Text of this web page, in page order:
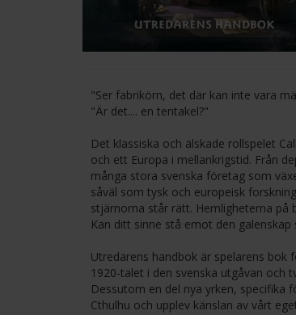
"Ser fabrikörn, det där kan inte vara
"Är det.... en tentakel?"
Det klassiska och älskade rollspelet
och ett Europa i mellankrigstid. Från
många stora svenska företag som
såväl som tysk och europeisk
stjärnorna står rätt. Hemligheterna på
Kan ditt sinne stå emot den
Utredarens handbok är spelarens bok
1920-talet i den svenska utgåvan och
Dessutom en del nya yrken, specifika
Cthulhu och upplev känslan av vårt